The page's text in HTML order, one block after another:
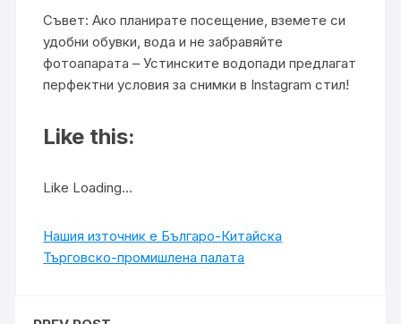
Съвет: Ако планирате посещение, вземете си
удобни обувки, вода и не забравяйте
фотоапарата – Устинските водопади предлагат
перфектни условия за снимки в Instagram стил!
Like this:
Like Loading…
Нашия източник е Българо-Китайска
Търговско-промишлена палaта